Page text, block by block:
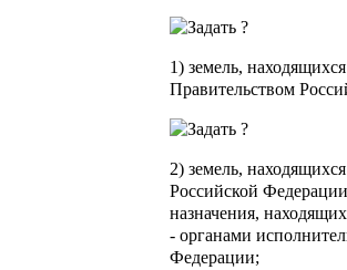
1) земель,
Правительством
2) земель,
Российской
назначения,
- органами
Федерации;